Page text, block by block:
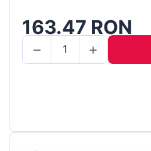
163.47 RON